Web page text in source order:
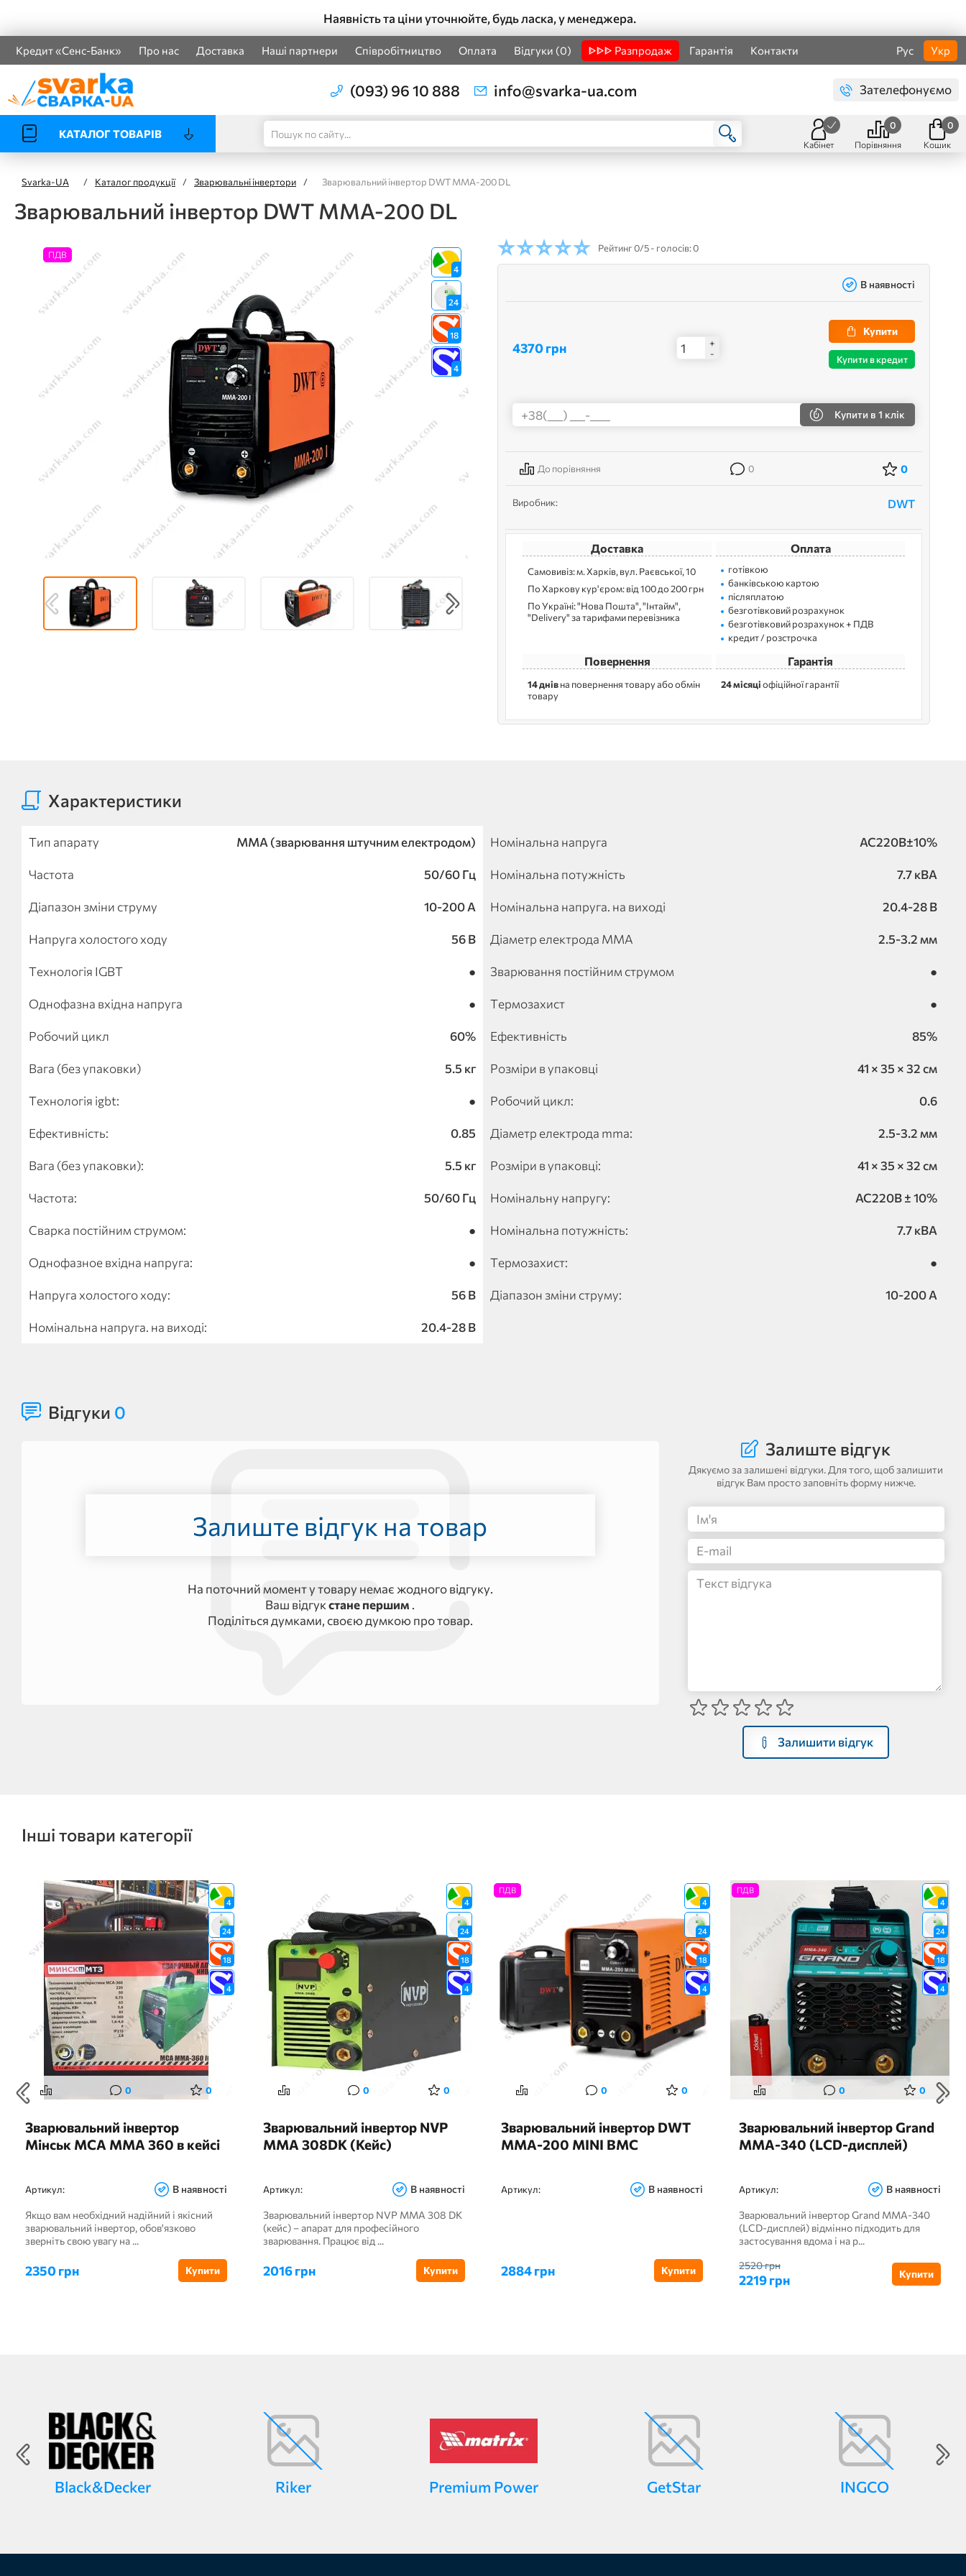
Наявність та ціни уточнюйте, будь ласка, у менеджера.
Кредит «Сенс-Банк» Про нас Доставка Наші партнери Співробітництво Оплата Відгуки (0) ᐈᐈᐈ Разпродаж Гарантія Контакти Рус Укр
(093) 96 10 888 info@svarka-ua.com Зателефонуємо
КАТАЛОГ ТОВАРІВ
Кабінет Порівняння
0
Кошик
0
Svarka-UA / Каталог продукції / Зварювальні інвертори / Зварювальний інвертор DWT MMA-200 DL
Зварювальний інвертор DWT MMA-200 DL
ПДВ
4
24
18
4
Рейтинг0/5 - голосів: 0
В наявності
4370 грн
+
-
Купити
Купити в кредит
Купити в 1 клік
До порівняння 0 0
Виробник: DWT
Доставка
Самовивіз: м. Харків, вул. Раєвської, 10
По Харкову кур'єром: від 100 до 200 грн
По Україні: "Нова Пошта", "Інтайм",
"Delivery" за тарифами перевізника
Оплата
готівкою
банківською картою
післяплатою
безготівковий розрахунок
безготівковий розрахунок + ПДВ
кредит / розстрочка
Повернення
14 днівна повернення товару або обмін
товару
Гарантія
24 місяціофіційної гарантії
Характеристики
Тип апарату MMA (зварювання штучним електродом) Номінальна напруга AC220B±10%
Частота 50/60 Гц Номінальна потужність 7.7 кВА
Діапазон зміни струму 10-200 A Номінальна напруга. на виході 20.4-28 B
Напруга холостого ходу 56 B Діаметр електрода MMA 2.5-3.2 мм
Технологія IGBT ● Зварювання постійним струмом ●
Однофазна вхідна напруга ● Термозахист ●
Робочий цикл 60% Ефективність 85%
Вага (без упаковки) 5.5 кг Розміри в упаковці 41 × 35 × 32 см
Технологія igbt: ● Робочий цикл: 0.6
Ефективність: 0.85 Діаметр електрода mma: 2.5-3.2 мм
Вага (без упаковки): 5.5 кг Розміри в упаковці: 41 × 35 × 32 см
Частота: 50/60 Гц Номінальну напругу: AC220B ± 10%
Сварка постійним струмом: ● Номінальна потужність: 7.7 кВА
Однофазное вхідна напруга: ● Термозахист: ●
Напруга холостого ходу: 56 B Діапазон зміни струму: 10-200 A
Номінальна напруга. на виході: 20.4-28 B
Відгуки 0
Залиште відгук на товар
На поточний момент у товару немає жодного відгуку.
Ваш відгукстане першим .
Поділіться думками, своєю думкою про товар.
Залиште відгук
Дякуємо за залишені відгуки. Для того, щоб залишити
відгук Вам просто заповніть форму нижче.
Залишити відгук
Інші товари категорії
4
24
18
4
0 0
Зварювальний інвертор
Мінськ МСА ММА 360 в кейсі
Артикул: В наявності
Якщо вам необхідний надійний і якісний
зварювальний інвертор, обов'язково
зверніть свою увагу на ...
2350 грн Купити
4
24
18
4
0 0
Зварювальний інвертор NVP
MMA 308DK (Кейс)
Артикул: В наявності
Зварювальний інвертор NVP MMA 308 DK
(кейс) – апарат для професійного
зварювання. Працює від ...
2016 грн Купити
4
24
18
4
ПДВ
0 0
Зварювальний інвертор DWT
MMA-200 MINI BMC
Артикул: В наявності
2884 грн Купити
4
24
18
4
ПДВ
0 0
Зварювальний інвертор Grand
MMA-340 (LCD-дисплей)
Артикул: В наявності
Зварювальний інвертор Grand MMA-340
(LCD-дисплей) відмінно підходить для
застосування вдома і на р...
2520 грн
2219 грн Купити
Black&Decker Riker Premium Power GetStar INGCO